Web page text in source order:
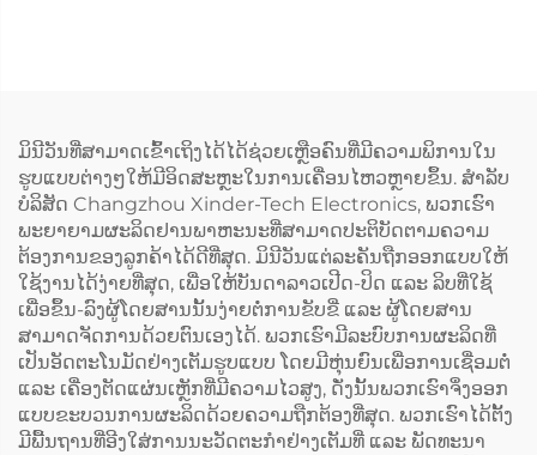
ມິນີວັນທີ່ສາມາດເຂົ້າເຖິງໄດ້ໄດ້ຊ່ວຍເຫຼືອຄົນທີ່ມີຄວາມພິການໃນ
ຮູບແບບຕ່າງໆໃຫ້ມີອິດສະຫຼະໃນການເຄື່ອນໄຫວຫຼາຍຂຶ້ນ. ສຳລັບ
ບໍລິສັດ Changzhou Xinder-Tech Electronics, ພວກເຮົາ
ພະຍາຍາມຜະລິດຢານພາຫະນະທີ່ສາມາດປະຕິບັດຕາມຄວາມ
ຕ້ອງການຂອງລູກຄ້າໄດ້ດີທີ່ສຸດ. ມິນີວັນແຕ່ລະຄັນຖືກອອກແບບໃຫ້
ໃຊ້ງານໄດ້ງ່າຍທີ່ສຸດ, ເພື່ອໃຫ້ບັນດາລາວເປີດ-ປິດ ແລະ ລິບທີ່ໃຊ້
ເພື່ອຂຶ້ນ-ລົງຜູ້ໂດຍສານນັ້ນງ່າຍຕໍ່ການຂັບຂີ່ ແລະ ຜູ້ໂດຍສານ
ສາມາດຈັດການດ້ວຍຕົນເອງໄດ້. ພວກເຮົາມີລະບົບການຜະລິດທີ່
ເປັນອັດຕະໂນມັດຢ່າງເຕັມຮູບແບບ ໂດຍມີຫຸ່ນຍົນເພື່ອການເຊື່ອມຕໍ່
ແລະ ເຄື່ອງຕັດແຜ່ນເຫຼັກທີ່ມີຄວາມໄວສູງ, ດັ່ງນັ້ນພວກເຮົາຈຶ່ງອອກ
ແບບຂະບວນການຜະລິດດ້ວຍຄວາມຖືກຕ້ອງທີ່ສຸດ. ພວກເຮົາໄດ້ຕັ້ງ
ມີພື້ນຖານທີ່ອີງໃສ່ການນະວັດຕະກຳຢ່າງເຕັມທີ່ ແລະ ພັດທະນາ